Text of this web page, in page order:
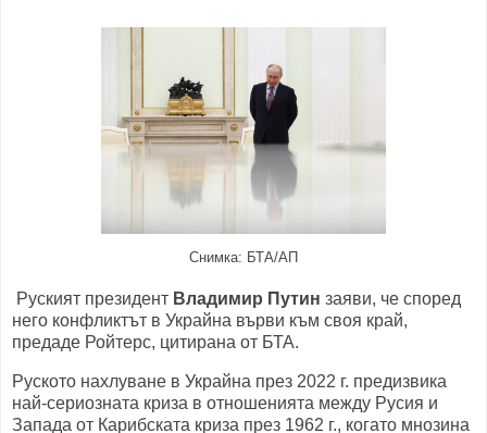
Снимка: БТА/АП
Руският президент Владимир Путин заяви, че според
него конфликтът в Украйна върви към своя край,
предаде Ройтерс, цитирана от БТА.
Руското нахлуване в Украйна през 2022 г. предизвика
най-сериозната криза в отношенията между Русия и
Запада от Карибската криза през 1962 г., когато мнозина